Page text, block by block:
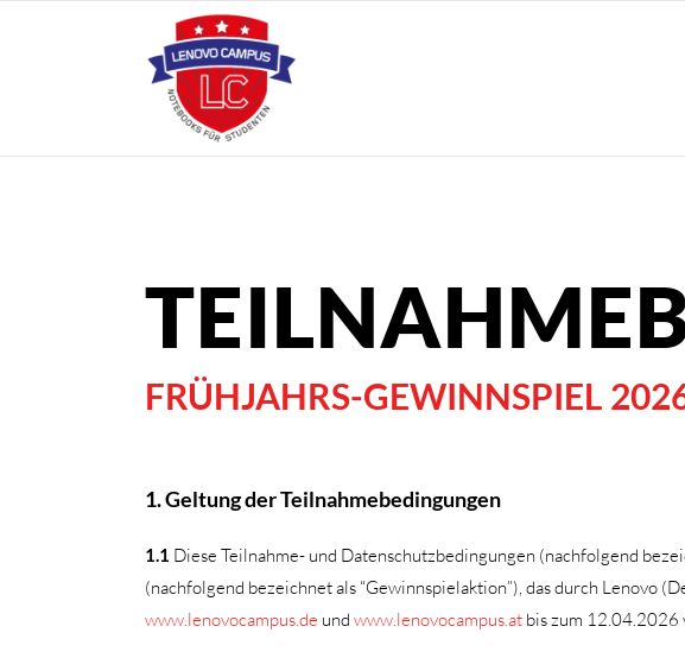
FRÜHJAHRS-GEWINNSPIEL
1. Geltung der Teilnahmebedingungen
1.1 Diese Teilnahme- und Datenschutzbedingungen (nachfolgend
(nachfolgend bezeichnet als “Gewinnspielaktion”), das durch Lenovo
www.lenovocampus.de und www.lenovocampus.at bis zum 12.04.2026